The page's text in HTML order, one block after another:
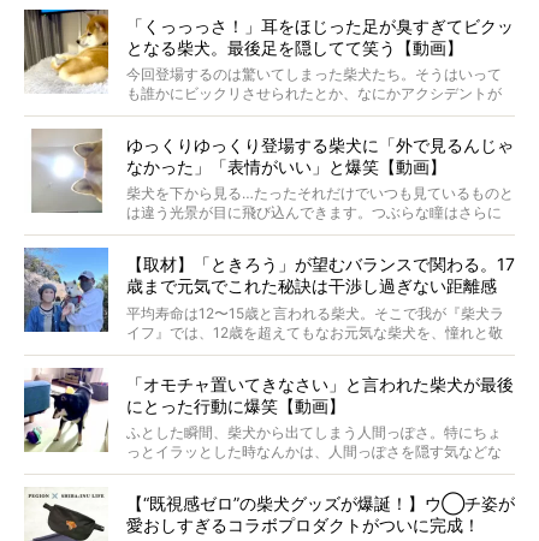
がるのでしょうか。
最近版画製作を始めた、お笑いコンビ「ニューヨーク」の
屋敷裕政さんに、拒否柴を掘っていただきました！ イン
タビューと合わせてご覧ください。
「くっっっさ！」耳をほじった足が臭すぎてビクッ
となる柴犬。最後足を隠してて笑う【動画】
今回登場するのは驚いてしまった柴犬たち。そうはいって
も誰かにビックリさせられたとか、なにかアクシデントが
起きたとか、そういうことが原因ではありません。全ての
ゆっくりゆっくり登場する柴犬に「外で見るんじゃ
なかった」「表情がいい」と爆笑【動画】
柴犬を下から見る…たったそれだけでいつも見ているものと
は違う光景が目に飛び込んできます。つぶらな瞳はさらに
つぶらに見え、モフモフのお顔はさらにモフモフに見えま
【取材】「ときろう」が望むバランスで関わる。17
歳まで元気でこれた秘訣は干渉し過ぎない距離感
#38ときろう
平均寿命は12〜15歳と言われる柴犬。そこで我が『柴犬ラ
イフ』では、12歳を超えてもなお元気な柴犬を、憧れと敬
意を込めて“レジェンド柴”と呼んでいます。 この特集で
ォーカスし、その元気の秘訣や、老犬と暮らすうえで大切
だと思うことを、オーナーさんに語っていただきます。今
回登場してくれたのは、17歳のときろうくん。小さい頃か
ら食が細かったため、何でも食べさせてきたということで
「オモチャ置いてきなさい」と言われた柴犬が最後
にとった行動に爆笑【動画】
ふとした瞬間、柴犬から出てしまう人間っぽさ。特にちょ
っとイラッとした時なんかは、人間っぽさを隠す気などな
いように見えます。もしかして本当の本当は、中身は人間
【“既視感ゼロ”の柴犬グッズが爆誕！】ウ◯チ姿が
愛おしすぎるコラボプロダクトがついに完成！